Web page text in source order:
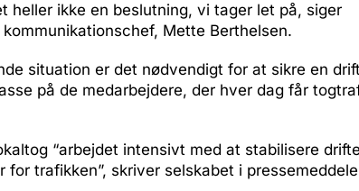
heller ikke en beslutning, vi tager let på, siger
Mette Berthelsen.
situation er det nødvendigt for at sikre en
på de medarbejdere, der hver dag får
“arbejdet intensivt med at stabilisere
for trafikken”, skriver selskabet i